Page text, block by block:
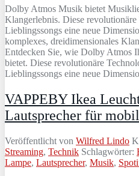
Dolby Atmos Musik bietet
Klangerlebnis. Diese
Lieblingssongs eine neue
komplexes, dreidimensionales
Entdecken Sie, wie Dolby Atmos
bietet. Diese revolutionäre
Lieblingssongs eine neue
VAPPEBY Ikea
Lautsprecher für
Veröffentlicht von Wilfred Lindo
Streaming, Technik Schlagwörter:
Lampe, Lautsprecher, Musik,